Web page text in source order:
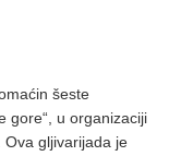
šeste
gore“, u organizaciji
Ova gljivarijada je